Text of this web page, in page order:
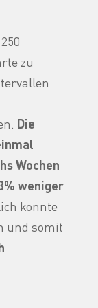
zu
Die
Wochen
weniger
konnte
und somit